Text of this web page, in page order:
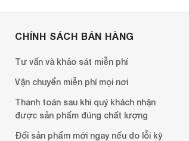
CHÍNH SÁCH BÁN HÀNG
Tư vấn và khảo sát miễn phí
Vận chuyển miễn phí mọi nơi
Thanh toán sau khi quý khách nhận
được sản phẩm đúng chất lượng
Đổi sản phẩm mới ngay nếu do lỗi kỹ